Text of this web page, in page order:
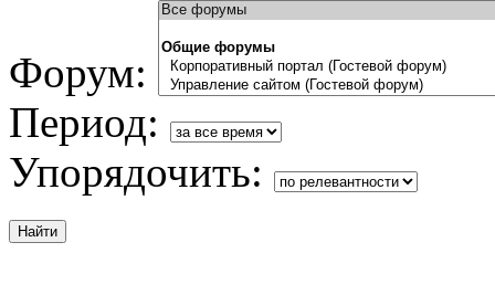
Форум:
Период:
Упорядочить: